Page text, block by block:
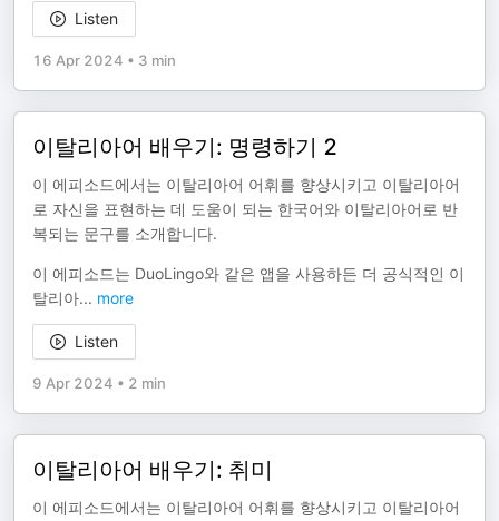
Listen
16 Apr 2024 • 3 min
이탈리아어 배우기: 명령하기 2
이 에피소드에서는 이탈리아어 어휘를 향상시키고 이탈리아어
로 자신을 표현하는 데 도움이 되는 한국어와 이탈리아어로 반
복되는 문구를 소개합니다.
이 에피소드는 DuoLingo와 같은 앱을 사용하든 더 공식적인 이
탈리아... more
Listen
9 Apr 2024 • 2 min
이탈리아어 배우기: 취미
이 에피소드에서는 이탈리아어 어휘를 향상시키고 이탈리아어